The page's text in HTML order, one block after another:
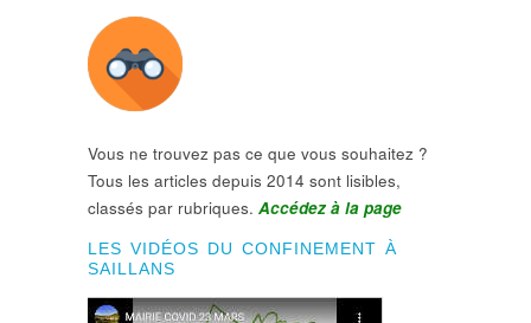
Vous ne trouvez pas ce que vous souhaitez ?
Tous les articles depuis 2014 sont lisibles,
classés par rubriques. Accédez à la page
LES VIDÉOS DU CONFINEMENT À
SAILLANS